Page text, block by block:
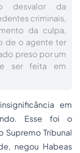
desvalor da
criminais,
da culpa,
de o agente ter
preso por um
ser feita em
em
Esse foi o
Supremo Tribunal
negou Habeas